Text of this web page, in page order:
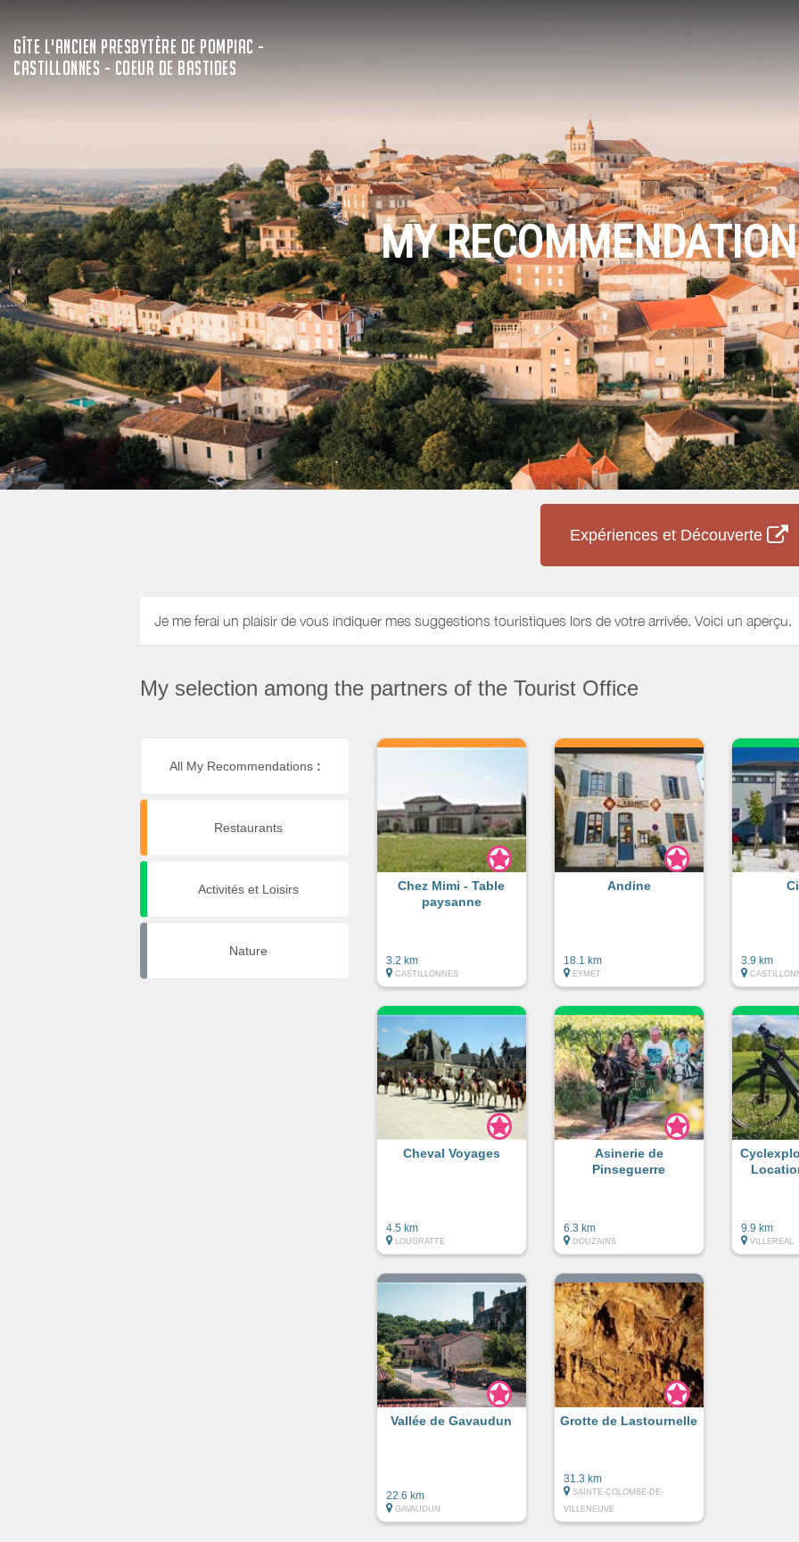
GÎTE L'ANCIEN PRESBYTÈRE DE POMPIAC -
CASTILLONNES - COEUR DE BASTIDES
MY
Expériences et Découverte
Je me ferai un plaisir de vous indiquer mes suggestions touristiques lors de votre arrivée. Voici un aperçu.
My selection among the partners of the Tourist Office
All My Recommendations :
Restaurants
Activités et Loisirs
Nature
Chez Mimi - Table
paysanne
3.2 km
CASTILLONNES
Andine
18.1 km
EYMET
3.9 km
Cheval Voyages
4.5 km
LOUGRATTE
Asinerie de
Pinseguerre
6.3 km
DOUZAINS
9.9 km
VILLEREAL
Vallée de Gavaudun
22.6 km
GAVAUDUN
Grotte de Lastournelle
31.3 km
SAINTE-COLOMBE-DE-
VILLENEUVE